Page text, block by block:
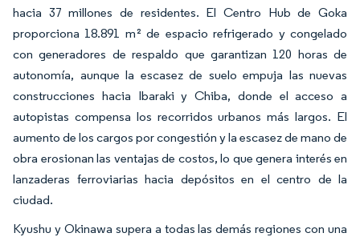
hacia 37 millones de residentes. El Centro Hub de Goka
proporciona 18.891 m² de espacio refrigerado y congelado
con generadores de respaldo que garantizan 120 horas de
autonomía, aunque la escasez de suelo empuja las nuevas
construcciones hacia Ibaraki y Chiba, donde el acceso a
autopistas compensa los recorridos urbanos más largos. El
aumento de los cargos por congestión y la escasez de mano de
obra erosionan las ventajas de costos, lo que genera interés en
lanzaderas ferroviarias hacia depósitos en el centro de la
ciudad.
Kyushu y Okinawa supera a todas las demás regiones con una